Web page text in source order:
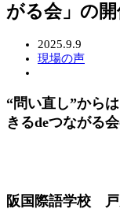
がる会」の
2025.9.9
現場の声
“問い直し”から
きるdeつながる
阪国際語学校